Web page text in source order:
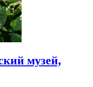
музей,